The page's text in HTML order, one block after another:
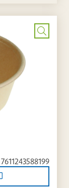
/
Bild
7611243588199